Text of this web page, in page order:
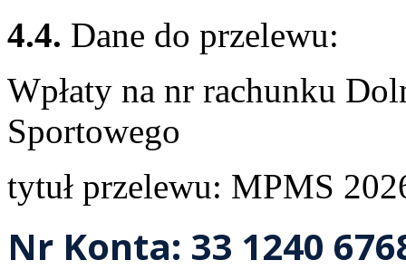
4.4. Dane do przelewu:
Wpłaty na nr rachunku
Sportowego
tytuł przelewu: MPMS
Nr Konta: 33 1240